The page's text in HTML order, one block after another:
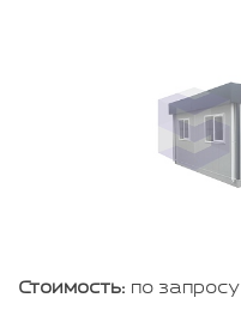
Стоимость: по запросу